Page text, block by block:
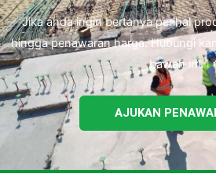
Jika anda ingin bertanya perihal
hingga penawaran harga. Hubungi
bawah ini.
AJUKAN